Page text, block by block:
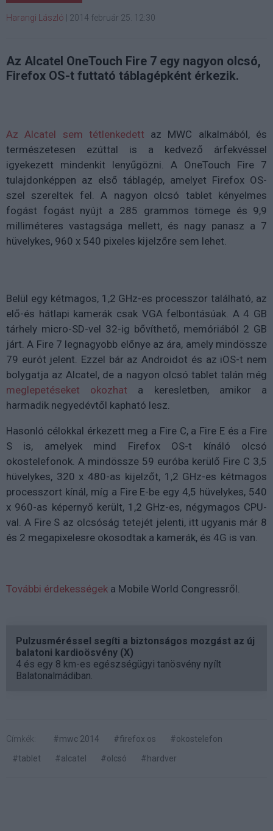
Harangi László 2014 február 25. 12:30
Az Alcatel OneTouch Fire 7 egy nagyon olcsó,
Firefox OS-t futtató táblagépként érkezik.
Az Alcatel sem tétlenkedett az MWC alkalmából, és
természetesen ezúttal is a kedvező árfekvéssel
igyekezett mindenkit lenyűgözni. A OneTouch Fire 7
tulajdonképpen az első táblagép, amelyet Firefox OS-
szel szereltek fel. A nagyon olcsó tablet kényelmes
fogást fogást nyújt a 285 grammos tömege és 9,9
milliméteres vastagsága mellett, és nagy panasz a 7
hüvelykes, 960 x 540 pixeles kijelzőre sem lehet.
Belül egy kétmagos, 1,2 GHz-es processzor található, az
elő-és hátlapi kamerák csak VGA felbontásúak. A 4 GB
tárhely micro-SD-vel 32-ig bővíthető, memóriából 2 GB
járt. A Fire 7 legnagyobb előnye az ára, amely mindössze
79 eurót jelent. Ezzel bár az Androidot és az iOS-t nem
bolygatja az Alcatel, de a nagyon olcsó tablet talán még
meglepetéseket okozhat a keresletben, amikor a
harmadik negyedévtől kapható lesz.
Hasonló célokkal érkezett meg a Fire C, a Fire E és a Fire
S is, amelyek mind Firefox OS-t kínáló olcsó
okostelefonok. A mindössze 59 euróba kerülő Fire C 3,5
hüvelykes, 320 x 480-as kijelzőt, 1,2 GHz-es kétmagos
processzort kínál, míg a Fire E-be egy 4,5 hüvelykes, 540
x 960-as képernyő került, 1,2 GHz-es, négymagos CPU-
val. A Fire S az olcsóság tetejét jelenti, itt ugyanis már 8
és 2 megapixelesre okosodtak a kamerák, és 4G is van.
További érdekességek a Mobile World Congressről.
Pulzusméréssel segíti a biztonságos mozgást az új
balatoni kardioösvény (X)
4 és egy 8 km-es egészségügyi tanösvény nyílt
Balatonalmádiban.
Címkék: #mwc 2014 #firefox os
#okostelefon
#tablet
#alcatel #olcsó #hardver